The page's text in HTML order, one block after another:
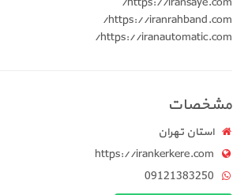
https://iranrahband.com/
https://iranautomatic.com/
مشخصات
استان تهران
https://irankerkere.com
09121383250